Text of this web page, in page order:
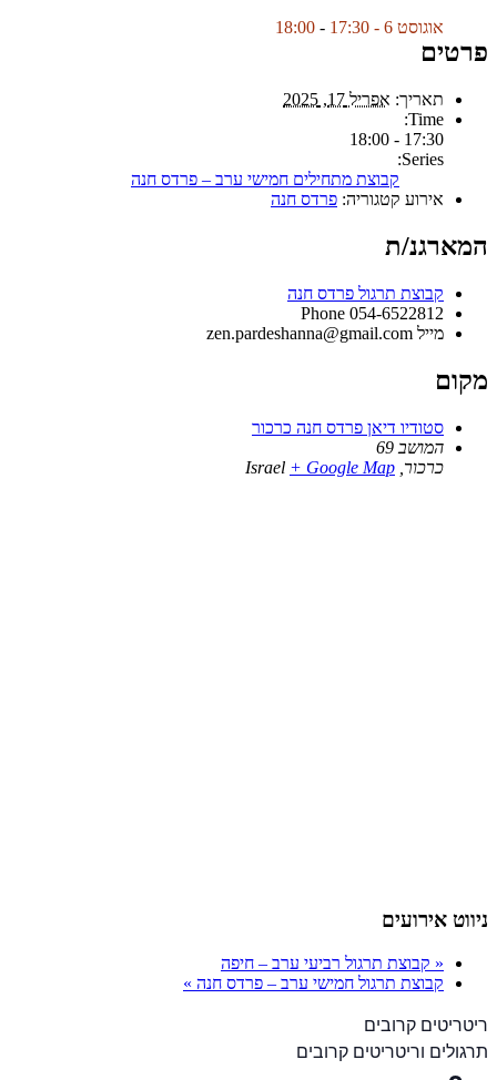
אוגוסט 6 - 17:30 -
18:00
פרטים
תאריך: אפריל 17, 2025
Time:
17:30 - 18:00
Series:
קבוצת מתחילים חמישי ערב – פרדס חנה
אירוע קטגוריה: פרדס חנה
המארגנ/ת
קבוצת תרגול פרדס חנה
Phone 054-6522812
מייל zen.pardeshanna@gmail.com
מקום
סטודיו דיאן פרדס חנה כרכור
המושב 69
כרכור
Israel + Google Map
ניווט אירועים
« קבוצת תרגול רביעי ערב – חיפה
קבוצת תרגול חמישי ערב – פרדס חנה »
ריטריטים קרובים
תרגולים וריטריטים קרובים